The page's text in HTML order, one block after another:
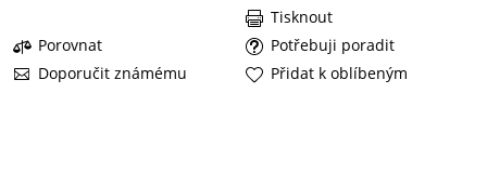
Porovnat
Potřebuji poradit
Doporučit známému
Tisknout
Přidat k oblíbeným